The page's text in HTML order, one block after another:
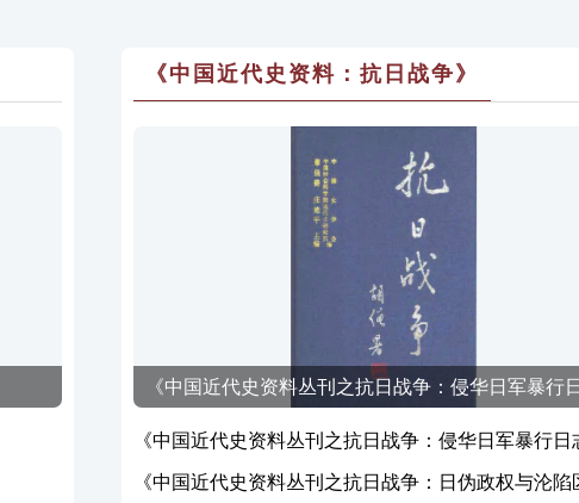
《中国近代史资料：抗日战争》
《中国近代史资料丛刊之抗日战争：侵华日军暴行
《中国近代史资料丛刊之抗日战争：侵华日军暴行日
《中国近代史资料丛刊之抗日战争：日伪政权与沦陷